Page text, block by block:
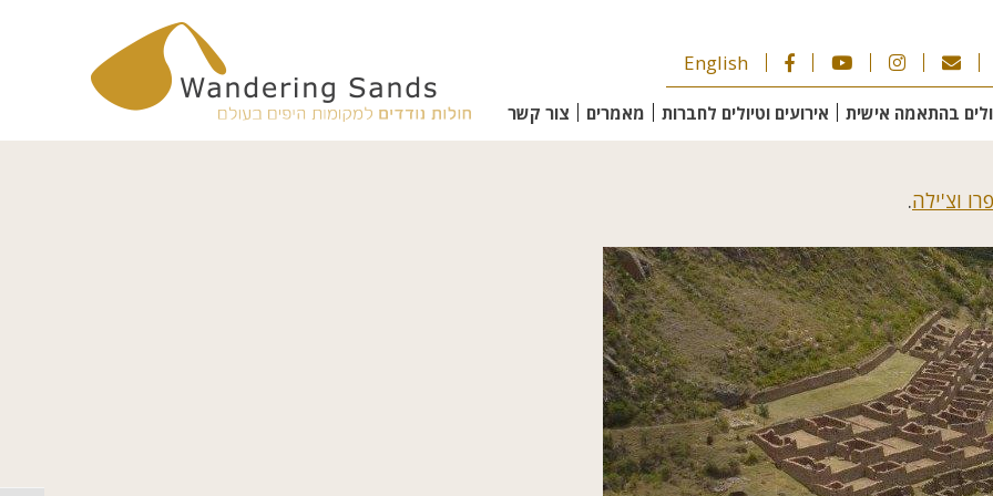
English
בהתאמה אישית אירועים וטיולים לחברות מאמרים צור קשר
וצ'ילה.